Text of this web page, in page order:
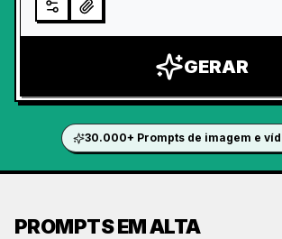
GERAR
30.000+ Prompts de imagem e
PROMPTS EM ALTA